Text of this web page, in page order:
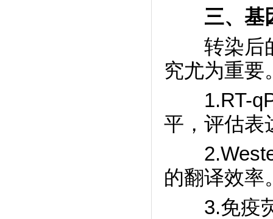
三、基
转染后的
究尤为重要
1.RT-
平，评估表
的翻译效率
3.免疫荧